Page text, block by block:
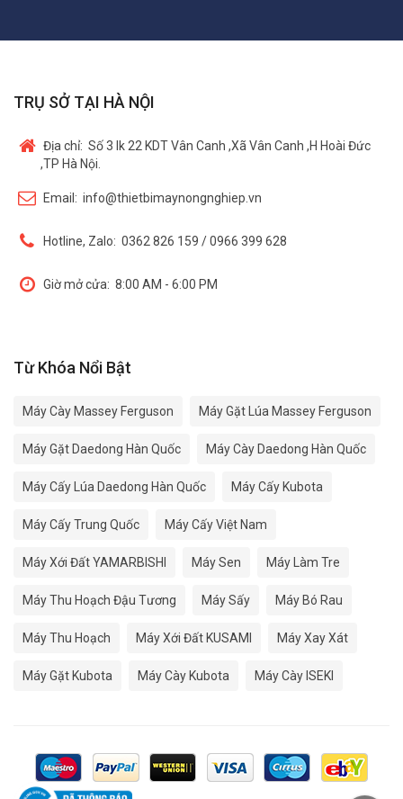
TRỤ SỞ TẠI HÀ NỘI
Địa chỉ: Số 3 lk 22 KDT Vân Canh ,Xã Vân Canh ,H Hoài Đức
,TP Hà Nội.
Email: info@thietbimaynongnghiep.vn
Hotline, Zalo: 0362 826 159 / 0966 399 628
Giờ mở cửa: 8:00 AM - 6:00 PM
Từ Khóa Nổi Bật
Máy Cày Massey Ferguson Máy Gặt Lúa Massey Ferguson
Máy Gặt Daedong Hàn Quốc Máy Cày Daedong Hàn Quốc
Máy Cấy Lúa Daedong Hàn Quốc Máy Cấy Kubota
Máy Cấy Trung Quốc Máy Cấy Việt Nam
Máy Xới Đất YAMARBISHI Máy Sen Máy Làm Tre
Máy Thu Hoạch Đậu Tương Máy Sấy Máy Bó Rau
Máy Thu Hoạch Máy Xới Đất KUSAMI Máy Xay Xát
Máy Gặt Kubota Máy Cày Kubota Máy Cày ISEKI